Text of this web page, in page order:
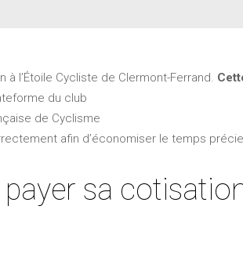
l’Étoile Cycliste de Clermont-Ferrand.
du club
de Cyclisme
afin d’économiser le temps
sa